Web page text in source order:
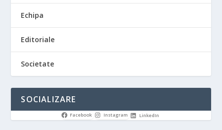
Echipa
Editoriale
Societate
SOCIALIZARE
Facebook Instagram LinkedIn